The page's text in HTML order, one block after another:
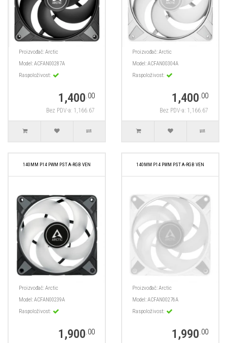
Proizvođač:Arctic
Model:ACFAN00287A
Raspoloživost:
1,400.00
Bez PDV-a: 1,166.67
Proizvođač:Arctic
Model:ACFAN00304A
Raspoloživost:
1,400.00
Bez PDV-a: 1,166.67
140MM P14 PWM PST A-RGB VEN
Proizvođač:Arctic
Model:ACFAN00239A
Raspoloživost:
1,900.00
140MM P14 PWM PST A-RGB VEN
Proizvođač:Arctic
Model:ACFAN00276A
Raspoloživost:
1,990.00